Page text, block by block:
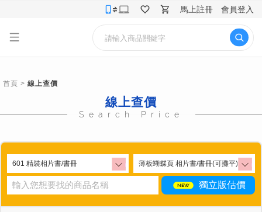
馬上註冊 會員登入
首頁 > 線上查價
線上查價
Search Price
獨立版估價